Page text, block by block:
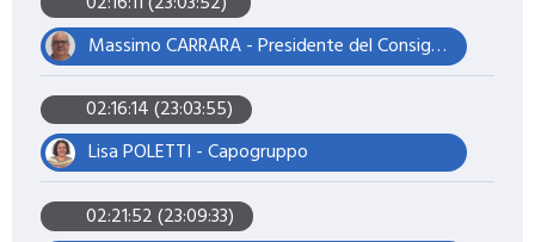
Massimo CARRARA - Presidente del Consiglio
02:16:14 (23:03:55)
Lisa POLETTI - Capogruppo
02:21:52 (23:09:33)